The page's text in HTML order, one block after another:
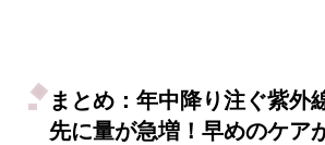
まとめ：年中降り注ぐ紫外
先に量が急増！早めのケア